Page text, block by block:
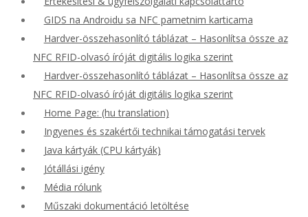
GIDS na Androidu sa NFC pametnim karticama
Hardver-összehasonlító táblázat – Hasonlítsa össze az
NFC RFID-olvasó íróját digitális logika szerint
Hardver-összehasonlító táblázat – Hasonlítsa össze az
NFC RFID-olvasó íróját digitális logika szerint
Home Page: (hu translation)
Ingyenes és szakértői technikai támogatási tervek
Java kártyák (CPU kártyák)
Jótállási igény
Média rólunk
Műszaki dokumentáció letöltése